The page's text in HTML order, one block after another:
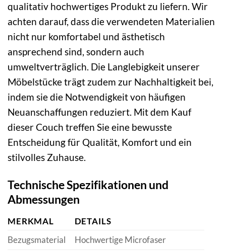
qualitativ hochwertiges Produkt zu liefern. Wir
achten darauf, dass die verwendeten Materialien
nicht nur komfortabel und ästhetisch
ansprechend sind, sondern auch
umweltverträglich. Die Langlebigkeit unserer
Möbelstücke trägt zudem zur Nachhaltigkeit bei,
indem sie die Notwendigkeit von häufigen
Neuanschaffungen reduziert. Mit dem Kauf
dieser Couch treffen Sie eine bewusste
Entscheidung für Qualität, Komfort und ein
stilvolles Zuhause.
Technische Spezifikationen und
Abmessungen
MERKMAL
DETAILS
Bezugsmaterial
Hochwertige Microfaser